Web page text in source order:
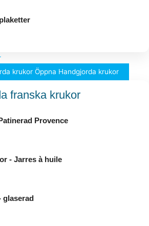
krukor Öppna Handgjorda krukor
franska krukor
Provence
- Jarres à huile
glaserad